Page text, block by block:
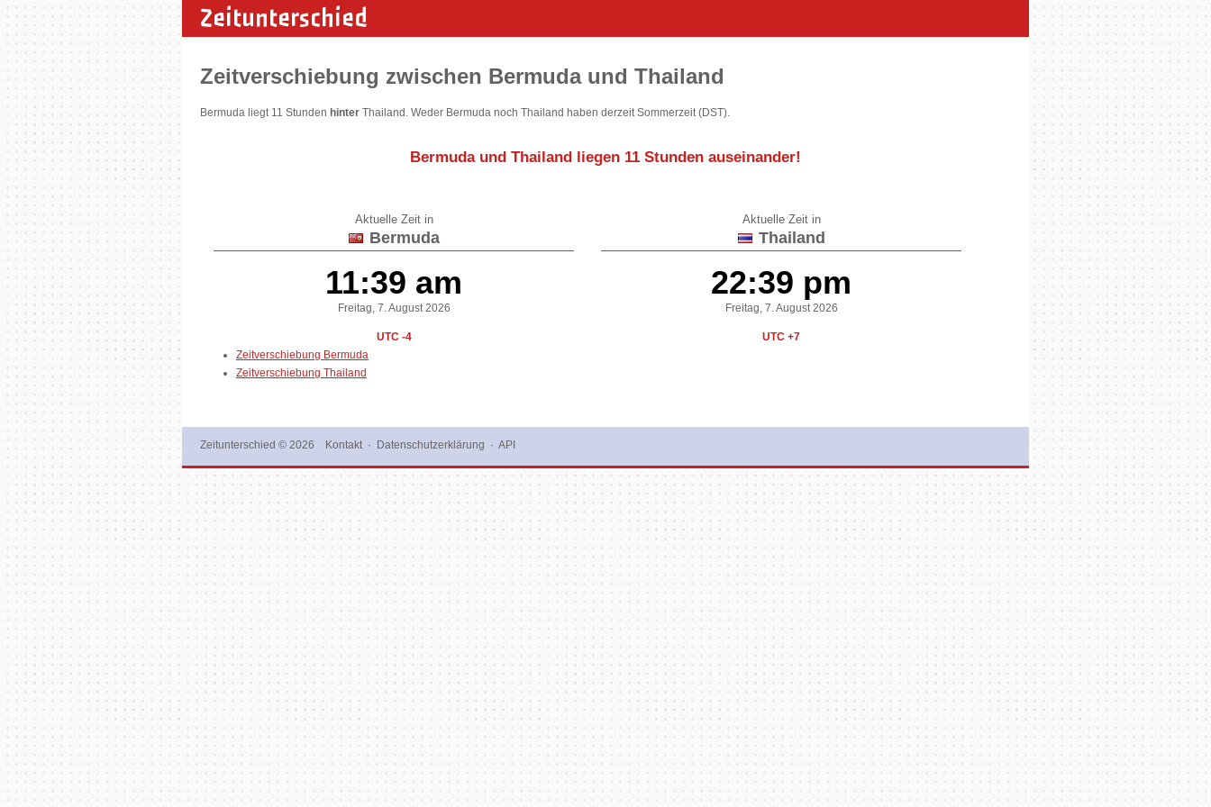
Zeitunterschied
Zeitverschiebung zwischen Bermuda und Thailand
Bermuda liegt 11 Stunden hinter Thailand. Weder Bermuda noch Thailand haben derzeit Sommerzeit (DST).
Bermuda und Thailand liegen 11 Stunden auseinander!
Aktuelle Zeit in
Bermuda
11:39 am
Freitag, 7. August 2026
UTC -4
Aktuelle Zeit in
Thailand
22:39 pm
Freitag, 7. August 2026
UTC +7
Zeitverschiebung Bermuda
Zeitverschiebung Thailand
Zeitunterschied © 2026 Kontakt· Datenschutzerklärung · API